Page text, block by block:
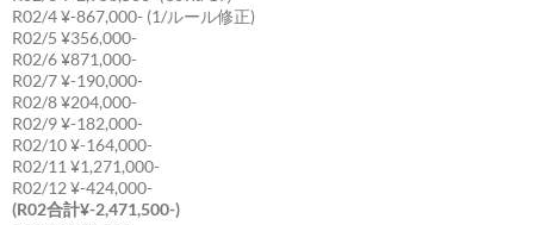
R02/4 ¥-867,000- (1/ルール修正)
R02/5 ¥356,000-
R02/6 ¥871,000-
R02/7 ¥-190,000-
R02/8 ¥204,000-
R02/9 ¥-182,000-
R02/10 ¥-164,000-
R02/11 ¥1,271,000-
R02/12 ¥-424,000-
(R02合計¥-2,471,500-)